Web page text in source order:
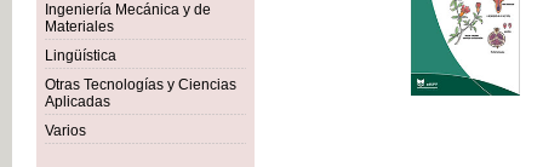
Ingeniería Mecánica y de
Materiales
Lingüística
Otras Tecnologías y Ciencias
Aplicadas
Varios
IVA